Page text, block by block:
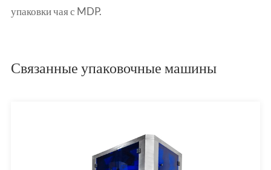
упаковки чая с MDP.
Связанные упаковочные машины